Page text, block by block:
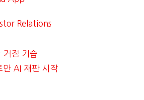
Relations
거점 기습
만 AI 재판 시작